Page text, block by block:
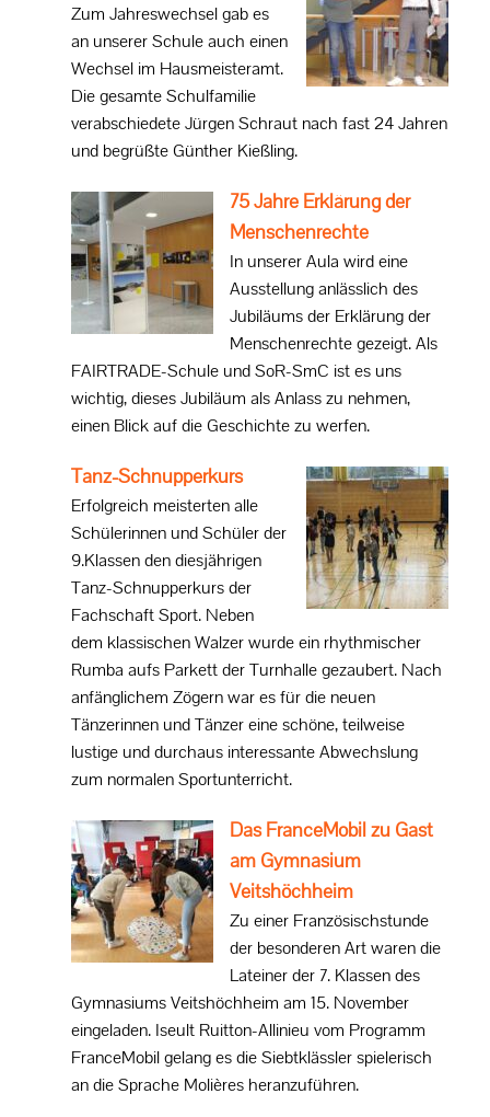
Zum Jahreswechsel gab es
an unserer Schule auch einen
Wechsel im Hausmeisteramt.
Die gesamte Schulfamilie
verabschiedete Jürgen Schraut nach fast 24 Jahren
und begrüßte Günther Kießling.
75 Jahre Erklärung der
Menschenrechte
In unserer Aula wird eine
Ausstellung anlässlich des
Jubiläums der Erklärung der
Menschenrechte gezeigt. Als
FAIRTRADE-Schule und SoR-SmC ist es uns
wichtig, dieses Jubiläum als Anlass zu nehmen,
einen Blick auf die Geschichte zu werfen.
Tanz-Schnupperkurs
Erfolgreich meisterten alle
Schülerinnen und Schüler der
9.Klassen den diesjährigen
Tanz-Schnupperkurs der
Fachschaft Sport. Neben
dem klassischen Walzer wurde ein rhythmischer
Rumba aufs Parkett der Turnhalle gezaubert. Nach
anfänglichem Zögern war es für die neuen
Tänzerinnen und Tänzer eine schöne, teilweise
lustige und durchaus interessante Abwechslung
zum normalen Sportunterricht.
Das FranceMobil zu Gast
am Gymnasium
Veitshöchheim
Zu einer Französischstunde
der besonderen Art waren die
Lateiner der 7. Klassen des
Gymnasiums Veitshöchheim am 15. November
eingeladen. Iseult Ruitton-Allinieu vom Programm
FranceMobil gelang es die Siebtklässler spielerisch
an die Sprache Molières heranzuführen.